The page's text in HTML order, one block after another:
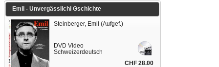
Emil - Unvergässlichi Gschichte
Steinberger, Emil (Aufgef.)
DVD Video
Schweizerdeutsch
CHF 28.00